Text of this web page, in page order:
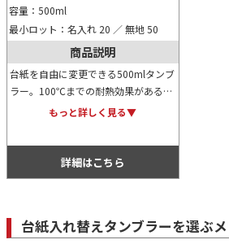
容量：500ml
最小ロット：名入れ 20 ／ 無地 50
商品説明
台紙を自由に変更できる500mlタンブ
ラー。100℃までの耐熱効果がある
上、開閉式の飲み口が非常に便利。カ
もっと詳しく見る▼
詳細はこちら
台紙入れ替えタンブラーを選ぶ